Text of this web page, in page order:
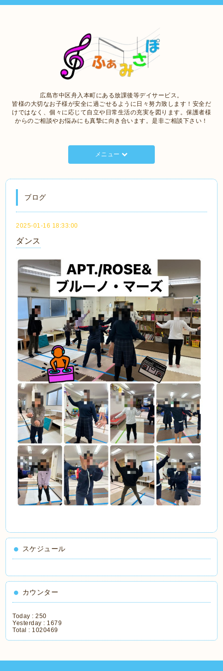
広島市中区舟入本町にある放課後等デイサービス。
皆様の大切なお子様が安全に過ごせるように日々努力致します！安全だ
けではなく、個々に応じて自立や日常生活の充実を図ります。保護者様
からのご相談やお悩みにも真摯に向き合います。是非ご相談下さい！
メニュー
ブログ
2025-01-16 18:33:00
ダンス
スケジュール
カウンター
Today :250
Yesterday : 1679
Total : 1020469